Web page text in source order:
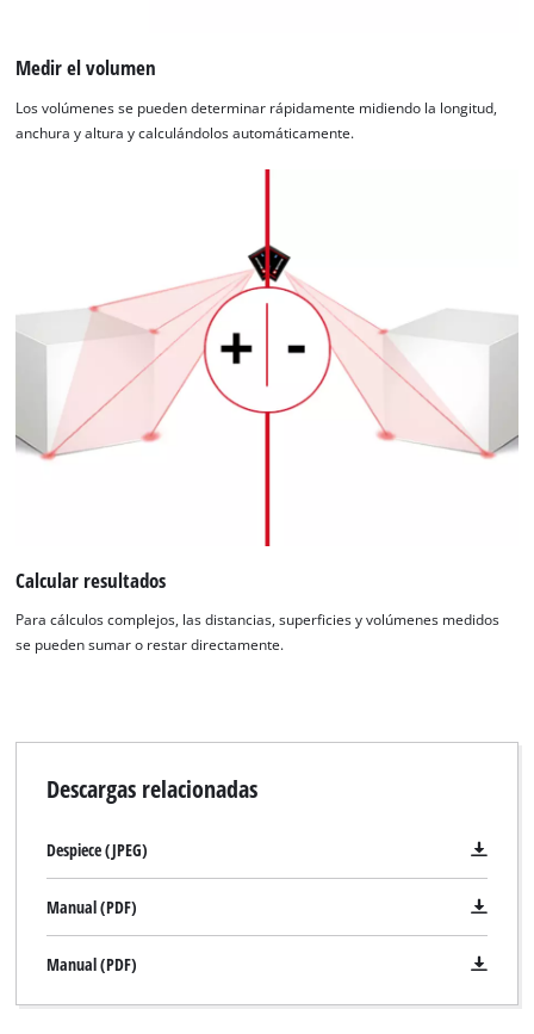
Medir el volumen
Los volúmenes se pueden determinar rápidamente midiendo la longitud,
anchura y altura y calculándolos automáticamente.
Calcular resultados
Para cálculos complejos, las distancias, superficies y volúmenes medidos
se pueden sumar o restar directamente.
Descargas relacionadas
Despiece (JPEG)
Manual (PDF)
Manual (PDF)